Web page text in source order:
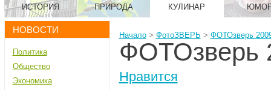
ИСТОРИЯ ПРИРОДА КУЛИНАР
НОВОСТИ
Политика
Общество
Экономика
Начало> ФотоЗВЕРЬ > ФОТОзверь
ФОТОзверь
Нравится